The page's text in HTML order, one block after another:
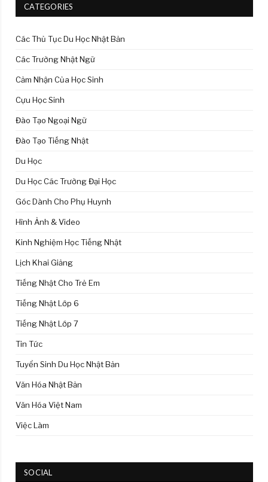
CATEGORIES
Các Thủ Tục Du Học Nhật Bản
Các Trường Nhật Ngữ
Cảm Nhận Của Học Sinh
Cựu Học Sinh
Đào Tạo Ngoại Ngữ
Đào Tạo Tiếng Nhật
Du Học
Du Học Các Trường Đại Học
Góc Dành Cho Phụ Huynh
Hình Ảnh & Video
Kinh Nghiệm Học Tiếng Nhật
Lịch Khai Giảng
Tiếng Nhật Cho Trẻ Em
Tiếng Nhật Lớp 6
Tiếng Nhật Lớp 7
Tin Tức
Tuyển Sinh Du Học Nhật Bản
Văn Hóa Nhật Bản
Văn Hóa Việt Nam
Việc Làm
SOCIAL